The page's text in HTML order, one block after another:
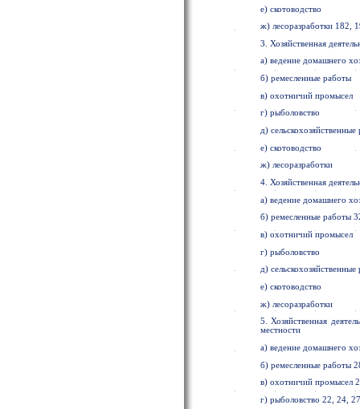
е) скотоводство
ж) лесоразработки 182,
3. Хозяйственная
а) ведение домашнего
б) ремесленные работы
в) охотничий промысел
г) рыболовство
д) сельскохозяйственные
е) скотоводство
ж) лесоразработки
4. Хозяйственная
а) ведение домашнего
б) ремесленные работы
в) охотничий промысел
г) рыболовство
д) сельскохозяйственные
е) скотоводство
ж) лесоразработки
5. Хозяйственная
местности
а) ведение домашнего
б) ремесленные работы
в) охотничий промысел
г) рыболовство 22, 24,